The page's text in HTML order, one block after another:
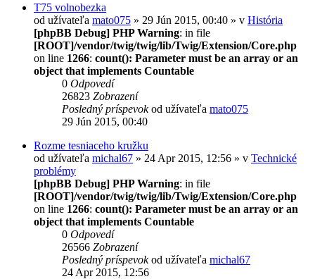
T75 volnobezka
od užívateľa mato075 » 29 Jún 2015, 00:40 » v História
[phpBB Debug] PHP Warning: in file
[ROOT]/vendor/twig/twig/lib/Twig/Extension/Core.php
on line 1266: count(): Parameter must be an array or an
object that implements Countable
0 Odpovedí
26823 Zobrazení
Posledný príspevokod užívateľa mato075
29 Jún 2015, 00:40
Rozme tesniaceho kružku
od užívateľa michal67 » 24 Apr 2015, 12:56 » v Technické
problémy
[phpBB Debug] PHP Warning: in file
[ROOT]/vendor/twig/twig/lib/Twig/Extension/Core.php
on line 1266: count(): Parameter must be an array or an
object that implements Countable
0 Odpovedí
26566 Zobrazení
Posledný príspevokod užívateľa michal67
24 Apr 2015, 12:56